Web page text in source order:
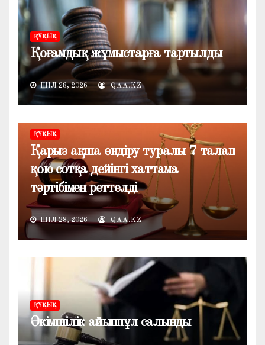
ҚҰҚЫҚ
Қоғамдық жұмыстарға тартылды
ШІЛ 28, 2026 QAA.KZ
ҚҰҚЫҚ
Қарыз ақша өндіру туралы 7 талап
қою сотқа дейінгі хаттама
тәртібімен реттелді
ШІЛ 28, 2026 QAA.KZ
ҚҰҚЫҚ
Әкімшілік айыппұл салынды